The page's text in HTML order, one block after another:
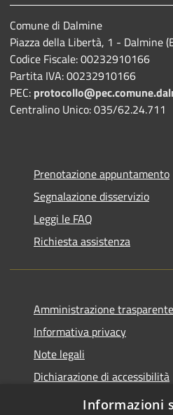
Comune di Dalmine
Piazza della Libertà, 1 - Dalmine
Codice Fiscale: 00232910166
Partita IVA: 00232910166
PEC:
Centralino Unico: 035/62.24.711
Prenotazione appuntamento
Segnalazione disservizio
Leggi le FAQ
Richiesta assistenza
Amministrazione trasparente
Informativa privacy
Note legali
Dichiarazione di accessibilità
Piano di miglioramento del
Informazioni